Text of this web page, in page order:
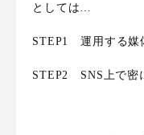
としては…
STEP1 運用する媒
STEP2 SNS上で密